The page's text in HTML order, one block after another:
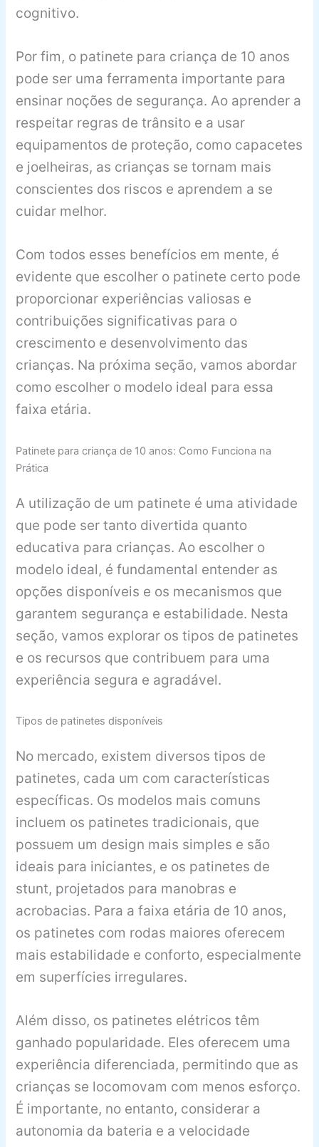
cognitivo.
Por fim, o patinete para criança de 10 anos
pode ser uma ferramenta importante para
ensinar noções de segurança. Ao aprender a
respeitar regras de trânsito e a usar
equipamentos de proteção, como capacetes
e joelheiras, as crianças se tornam mais
conscientes dos riscos e aprendem a se
cuidar melhor.
Com todos esses benefícios em mente, é
evidente que escolher o patinete certo pode
proporcionar experiências valiosas e
contribuições significativas para o
crescimento e desenvolvimento das
crianças. Na próxima seção, vamos abordar
como escolher o modelo ideal para essa
faixa etária.
Patinete para criança de 10 anos: Como Funciona na
Prática
A utilização de um patinete é uma atividade
que pode ser tanto divertida quanto
educativa para crianças. Ao escolher o
modelo ideal, é fundamental entender as
opções disponíveis e os mecanismos que
garantem segurança e estabilidade. Nesta
seção, vamos explorar os tipos de patinetes
e os recursos que contribuem para uma
experiência segura e agradável.
Tipos de patinetes disponíveis
No mercado, existem diversos tipos de
patinetes, cada um com características
específicas. Os modelos mais comuns
incluem os patinetes tradicionais, que
possuem um design mais simples e são
ideais para iniciantes, e os patinetes de
stunt, projetados para manobras e
acrobacias. Para a faixa etária de 10 anos,
os patinetes com rodas maiores oferecem
mais estabilidade e conforto, especialmente
em superfícies irregulares.
Além disso, os patinetes elétricos têm
ganhado popularidade. Eles oferecem uma
experiência diferenciada, permitindo que as
crianças se locomovam com menos esforço.
É importante, no entanto, considerar a
autonomia da bateria e a velocidade